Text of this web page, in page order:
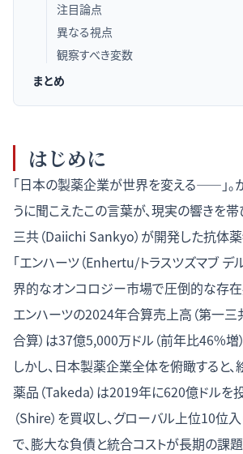
注目論点
異なる視点
観察すべき変数
まとめ
はじめに
「日本の製薬企業が世界を変える——」。
うに聞こえたこの言葉が、現実の響きを
三共（Daiichi Sankyo）が開発した抗体薬
「エンハーツ（Enhertu/トラスツズマブ デ
界的なオンコロジー市場で圧倒的な存在
エンハーツの2024年合算売上高（第一三
合算）は37億5,000万ドル（前年比46%増
しかし、日本製薬企業全体を俯瞰すると
薬品（Takeda）は2019年に620億ドルを
（Shire）を買収し、グローバル上位10位
で、膨大な負債と統合コストが長期の課題